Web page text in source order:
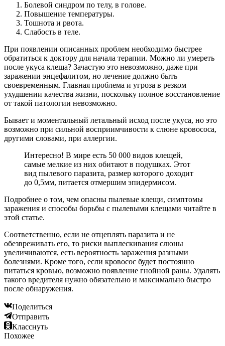
Болевой синдром по телу, в голове.
Повышение температуры.
Тошнота и рвота.
Слабость в теле.
При появлении описанных проблем необходимо быстрее
обратиться к доктору для начала терапии. Можно ли умереть
после укуса клеща? Зачастую это невозможно, даже при
заражении энцефалитом, но лечение должно быть
своевременным. Главная проблема и угроза в резком
ухудшении качества жизни, поскольку полное восстановление
от такой патологии невозможно.
Бывает и моментальный летальный исход после укуса, но это
возможно при сильной восприимчивости к слюне кровососа,
другими словами, при аллергии.
Интересно! В мире есть 50 000 видов клещей,
самые мелкие из них обитают в подушках. Этот
вид пылевого паразита, размер которого доходит
до 0,5мм, питается отмершим эпидермисом.
Подробнее о том, чем опасны пылевые клещи, симптомы
заражения и способы борьбы с пылевыми клещами читайте в
этой статье.
Соответственно, если не отцеплять паразита и не
обезвреживать его, то риски выплескивания слюны
увеличиваются, есть вероятность заражения разными
болезнями. Кроме того, если кровосос будет постоянно
питаться кровью, возможно появление гнойной раны. Удалять
такого вредителя нужно обязательно и максимально быстро
после обнаружения.
Поделиться
Отправить
Класснуть
Похожее